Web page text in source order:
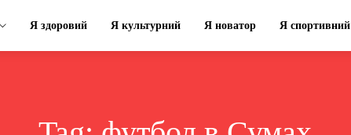
Я здоровий Я культурний Я новатор Я спортивний